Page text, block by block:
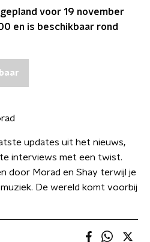
voor 19 november
en is beschikbaar rond
updates uit het nieuws,
interviews met een twist.
door Morad en Shay terwijl je
De wereld komt voorbij